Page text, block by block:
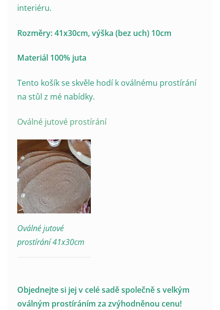
interiéru.
Rozměry: 41x30cm, výška (bez uch) 10cm
Materiál 100% juta
Tento košík se skvěle hodí k oválnému prostírání
na stůl z mé nabídky.
Oválné jutové prostírání
Oválné jutové
prostírání 41x30cm
Objednejte si jej v celé sadě společně s velkým
oválným prostíráním za zvýhodněnou cenu!